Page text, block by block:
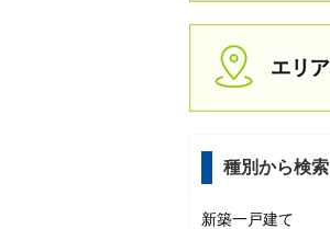
種別から検索
新築一戸建て